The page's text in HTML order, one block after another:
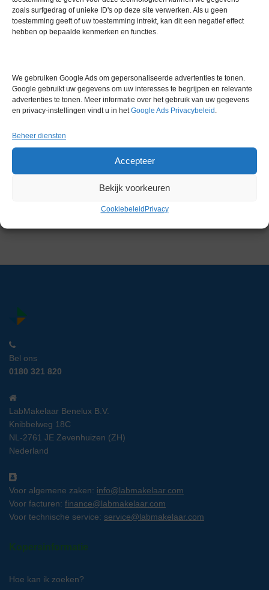
zoals surfgedrag of unieke ID's op deze site verwerken. Als u geen
toestemming geeft of uw toestemming intrekt, kan dit een negatief effect
hebben op bepaalde kenmerken en functies.
We gebruiken Google Ads om gepersonaliseerde advertenties te tonen.
Google gebruikt uw gegevens om uw interesses te begrijpen en relevante
advertenties te tonen. Meer informatie over het gebruik van uw gegevens
en privacy-instellingen vindt u in hetGoogle Ads Privacybeleid .
Beheer diensten
Accepteer
Bekijk voorkeuren
Cookiebeleid Privacy
Steriele weefselkweekflesjes /
MD 9043
Bel ons
0180 321 820
LabMakelaar Benelux B.V.
Knibbelweg 18C
NL-2761 JE Zevenhuizen (ZH)
Nederland
Voor algemene zaken: info@labmakelaar.com
Voor facturen: finance@labmakelaar.com
Voor technische service: service@labmakelaar.com
Kopersinformatie
Hoe kan ik zoeken?